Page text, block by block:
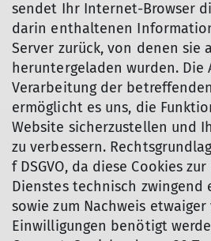
sendet Ihr Internet-Browser
darin enthaltenen
Server zurück, von denen sie
heruntergeladen wurden. Die
Verarbeitung der
ermöglicht es uns, die
Website sicherzustellen und
zu verbessern.
f DSGVO, da diese Cookies
Dienstes technisch zwingend
sowie zum Nachweis
Einwilligungen benötigt